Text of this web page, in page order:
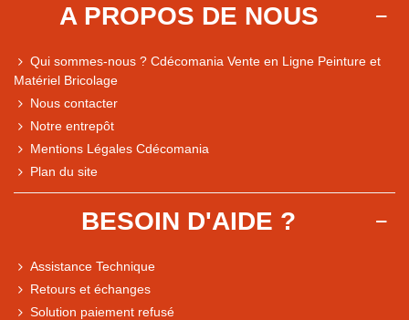
A PROPOS DE NOUS
Qui sommes-nous ? Cdécomania Vente en Ligne Peinture et
Matériel Bricolage
Nous contacter
Notre entrepôt
Mentions Légales Cdécomania
Plan du site
BESOIN D'AIDE ?
Assistance Technique
Retours et échanges
Solution paiement refusé